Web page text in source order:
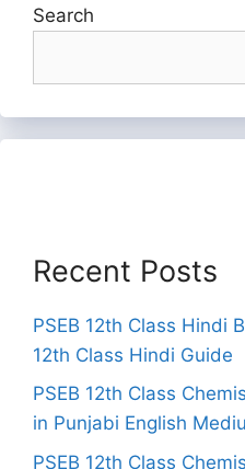
Search
Recent Posts
PSEB 12th Class Hindi
12th Class Hindi Guide
PSEB 12th Class
in Punjabi English
PSEB 12th Class